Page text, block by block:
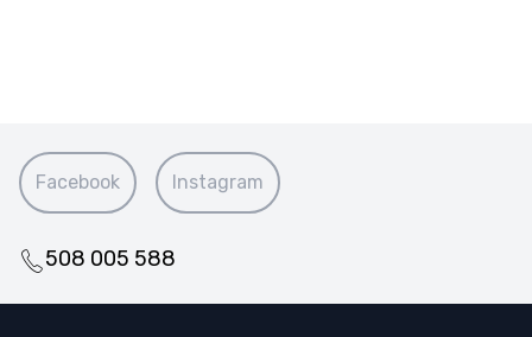
Facebook Instagram
508 005 588